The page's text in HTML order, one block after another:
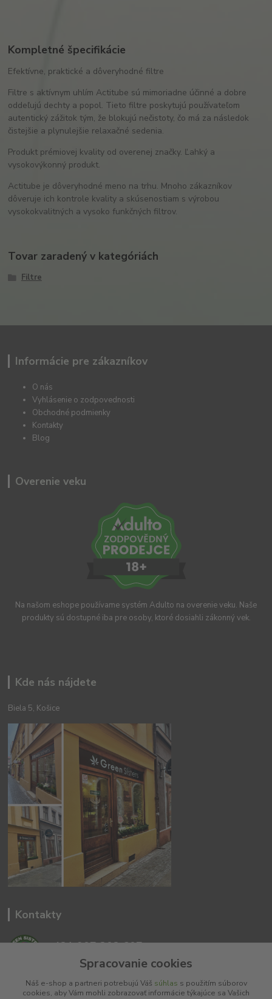
Kompletné špecifikácie
Efektívne, praktické a dôveryhodné filtre
Filtre s aktívnym uhlím Actitube sú mimoriadne účinné a dobre
oddeľujú dechty a popol. Tieto filtre poskytujú používateľom
autentický zážitok tým, že blokujú nečistoty, čo má za následok
čistejšie a plynulejšie relaxačné sedenia.
Produkt prémiovej kvality od overenej značky. Ľahký a
vysokovýkonný produkt.
Actitube je dôveryhodné meno na trhu. Mnoho zákazníkov
dôveruje ich kontrole kvality a skúsenostiam s výrobou
vysokokvalitných a vysoko funkčných filtrov.
Tovar zaradený v kategóriách
Filtre
Informácie pre zákazníkov
O nás
Vyhlásenie o zodpovednosti
Obchodné podmienky
Kontakty
Blog
Overenie veku
Na našom eshope používame systém Adulto na overenie veku. Naše
produkty sú dostupné iba pre osoby, ktoré dosiahli zákonný vek.
Kde nás nájdete
Biela 5, Košice
Kontakty
+421 907 302 607
(Po-Pia, 10 -18 hod.)
info@greensisters.sk
Spracovanie cookies
Náš e-shop a partneri potrebujú Váš súhlas s použitím súborov
cookies, aby Vám mohli zobrazovať informácie týkajúce sa Vašich